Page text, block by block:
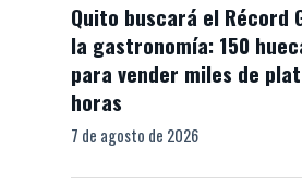
Quito buscará el Récord
la gastronomía: 150
para vender miles de
horas
7 de agosto de 2026